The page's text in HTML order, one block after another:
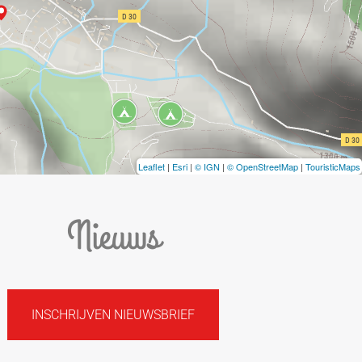
Leaflet | Esri | © IGN | © OpenStreetMap | TouristicMaps
Nieuws
INSCHRIJVEN NIEUWSBRIEF